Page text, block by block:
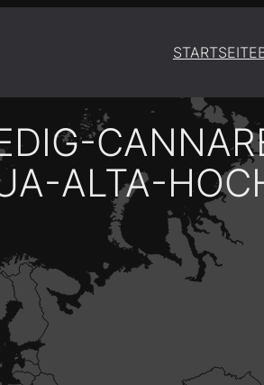
STARTSEITE
ALTA-